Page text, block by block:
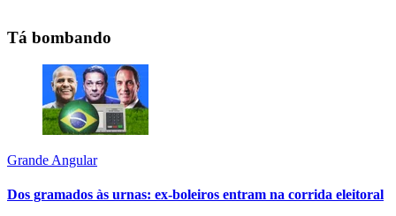
Tá bombando
Grande Angular
Dos gramados às urnas: ex-boleiros entram na corrida eleitoral